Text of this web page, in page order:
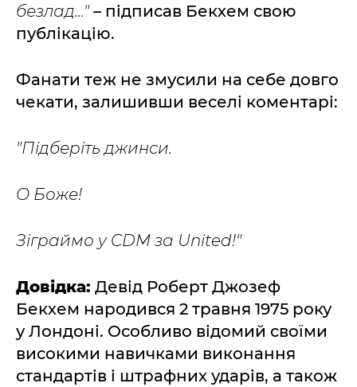
безлад..."– підписав Бекхем свою
публікацію.
Фанати теж не змусили на себе довго
чекати, залишивши веселі коментарі:
"Підберіть джинси.
О Боже!
Зіграймо у CDM за United!"
Довідка: Девід Роберт Джозеф
Бекхем народився 2 травня 1975 року
у Лондоні. Особливо відомий своїми
високими навичками виконання
стандартів і штрафних ударів, а також